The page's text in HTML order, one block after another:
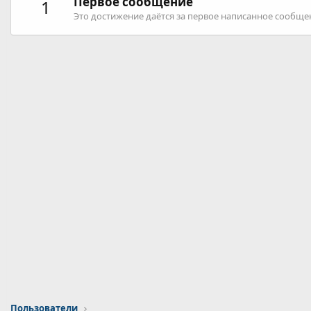
1 Это достижение даётся за первое написанное
Пользователи